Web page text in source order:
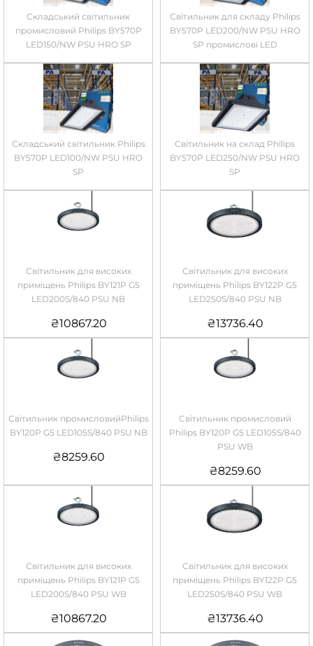
Складський світильник
промисловий Philips BY570P
LED150/NW PSU HRO SP
Світильник для складу Philips
BY570P LED200/NW PSU HRO
SP промислові LED
Складський світильник Philips
BY570P LED100/NW PSU HRO
SP
Світильник на склад Philips
BY570P LED250/NW PSU HRO
SP
Світильник для високих
приміщень Philips BY121P G5
LED200S/840 PSU NB
₴10867.20
Світильник для високих
приміщень Philips BY122P G5
LED250S/840 PSU NB
₴13736.40
Світильник промисловийPhilips
BY120P G5 LED105S/840 PSU NB
₴8259.60
Світильник промисловий
Philips BY120P G5 LED105S/840
PSU WB
₴8259.60
Світильник для високих
приміщень Philips BY121P G5
LED200S/840 PSU WB
₴10867.20
Світильник для високих
приміщень Philips BY122P G5
LED250S/840 PSU WB
₴13736.40